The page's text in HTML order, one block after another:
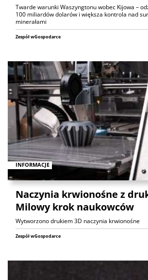
Twarde warunki Waszyngtonu wobec Kijowa –
100 miliardów dolarów i większa kontrola nad
minerałami
Zespół wGospodarce
INFORMACJE
Naczynia krwionośne z
Milowy krok naukowców
Wytworzono drukiem 3D naczynia krwionośne
Zespół wGospodarce